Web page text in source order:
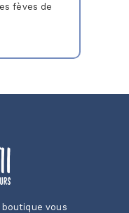
fèves de
vous